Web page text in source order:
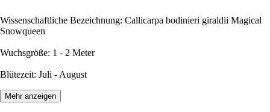
Wissenschaftliche Bezeichnung: Callicarpa bodinieri giraldii Magical
Snowqueen
Wuchsgröße: 1 - 2 Meter
Blütezeit: Juli - August
Mehr anzeigen